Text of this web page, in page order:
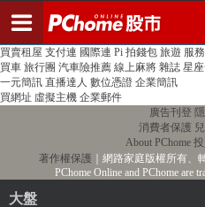
PChome首頁 線上購物 24h購物 書店
買賣租屋 支付連 國際連 Pi 拍錢包 旅遊 服
買車 旅行團 汽車險推薦 線上麻將 雜誌 星
一元簡訊 直播達人 數位憑證 企業簡訊
買網址 虛擬主機 企業郵件
廣告刊登
消費者保護
About PChome
著作權保護 ｜網路家庭版權所有、
PChome Online and PChome are
大盤